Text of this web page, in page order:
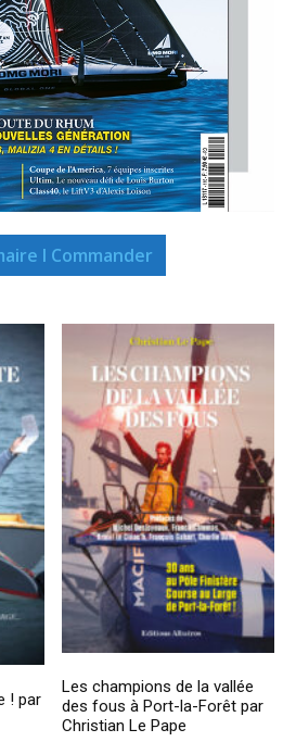
I Commander
! par
Les champions de la vallée
des fous à Port-la-Forêt par
Christian Le Pape